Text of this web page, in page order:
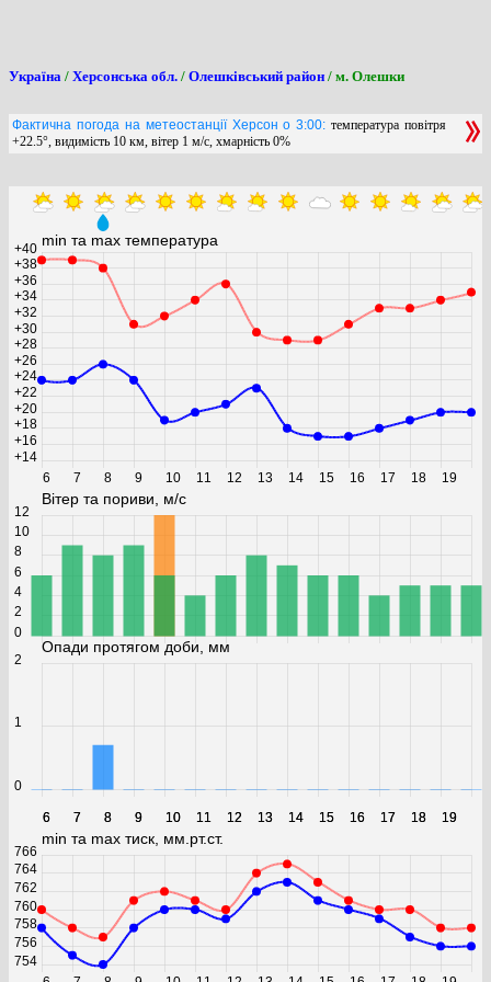
Україна / Херсонська обл. / Олешківський район / м. Олешки
Фактична погода на метеостанції Херсон о 3:00: температура повітря
+22.5°, видимість 10 км, вітер 1 м/с, хмарність 0%
min та max температура
6 7 8 9 10 11 12 13 14 15 16 17 18 19
+14
+16
+18
+20
+22
+24
+26
+28
+30
+32
+34
+36
+38
+40
Вітер та пориви, м/с
6 7 8 9 10 11 12 13 14 15 16 17 18 19
0
2
4
6
8
10
12
Опади протягом доби, мм
6 7 8 9 10 11 12 13 14 15 16 17 18 19
0
1
2
min та max тиск, мм.рт.ст.
754
756
758
760
762
764
766